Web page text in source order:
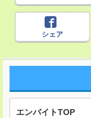
シェア
エンバイトTOP